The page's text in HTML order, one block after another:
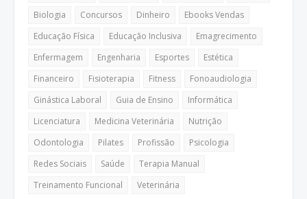
Biologia
Concursos Dinheiro
Ebooks Vendas
Educação Física
Educação Inclusiva
Emagrecimento
Enfermagem
Engenharia Esportes
Estética
Financeiro
Fisioterapia Fitness
Fonoaudiologia
Ginástica Laboral
Guia de Ensino
Informática
Licenciatura
Medicina Veterinária
Nutrição
Odontologia
Pilates Profissão
Psicologia
Redes Sociais
Saúde
Terapia Manual
Treinamento Funcional
Veterinária